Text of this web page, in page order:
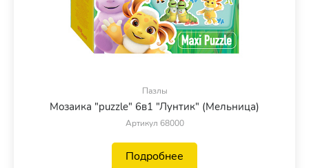
Пазлы
Мозаика "puzzle" 6в1 "Лунтик" (Мельница)
Артикул 68000
Подробнее